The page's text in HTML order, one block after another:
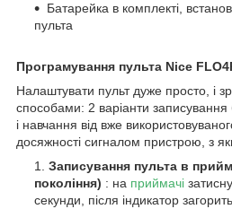
Батарейка в комплекті,
пульта
Програмування пульта Nice
Налаштувати пульт дуже просто, і
способами: 2 варіанти
і навчання від вже
досяжності сигналом пристрою, з
Записування пульта в
покоління) : на приймачі
секунди, після індикатор